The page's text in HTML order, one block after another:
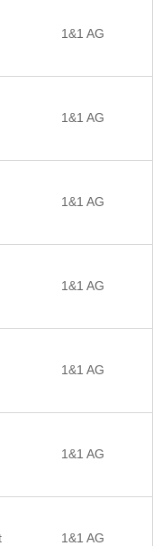
1&1 AG
1&1 AG
1&1 AG
1&1 AG
1&1 AG
1&1 AG
1&1 AG